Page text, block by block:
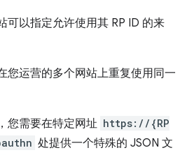
可以指定允许使用其 RP ID 的来
您运营的多个网站上重复使用同一
您需要在特定网址 https://{RP
处提供一个特殊的 JSON 文